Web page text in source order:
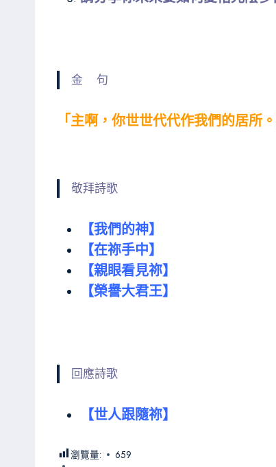
金 句
「主啊，你世世代代作我們的居
敬拜詩歌
【我們的神】
【在祢手中】
【親眼看見祢】
【榮譽大君王】
回應詩歌
【世人跟隨祢】
瀏覽量: 659